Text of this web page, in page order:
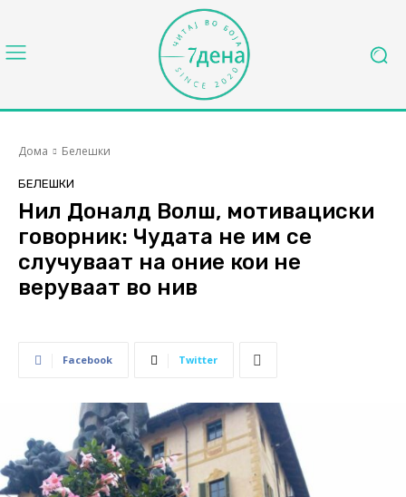
Дома Белешки
БЕЛЕШКИ
Нил Доналд Волш, мотивациски
говорник: Чудата не им се
случуваат на оние кои не
веруваат во нив
Facebook Twitter